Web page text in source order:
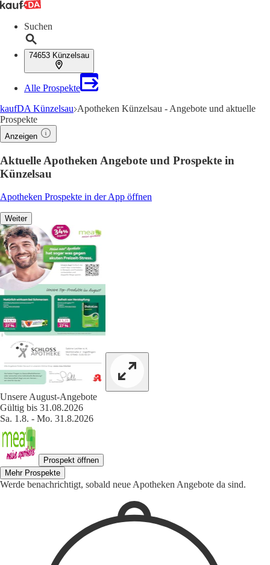
Suchen
74653 Künzelsau
Alle Prospekte
kaufDA Künzelsau Apotheken Künzelsau - Angebote und aktuelle
Prospekte
Anzeigen
Aktuelle Apotheken Angebote und Prospekte in
Künzelsau
Apotheken Prospekte in der App öffnen
Weiter
Unsere August-Angebote
Gültig bis 31.08.2026
Sa. 1.8. - Mo. 31.8.2026
Prospekt öffnen
Mehr Prospekte
Werde benachrichtigt, sobald neue Apotheken Angebote da sind.